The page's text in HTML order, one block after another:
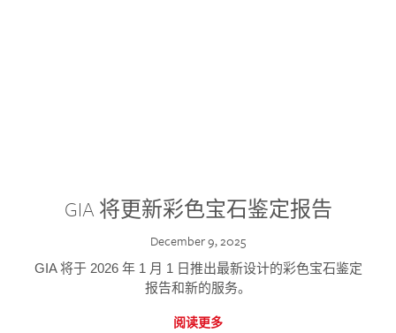
GIA 将更新彩色宝石鉴定报告
December 9, 2025
GIA 将于 2026 年 1 月 1 日推出最新设计的彩色宝石鉴定
报告和新的服务。
阅读更多